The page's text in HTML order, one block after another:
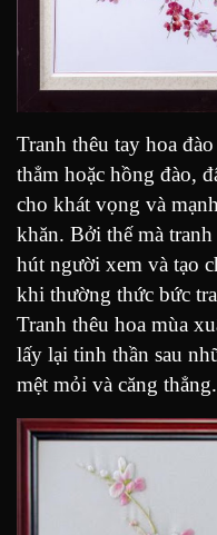
Tranh thêu tay hoa
thẳm hoặc hồng đào,
cho khát vọng và
khăn. Bởi thế mà
hút người xem và tạo
khi thường thức bức
Tranh thêu hoa mùa
lấy lại tinh thần sau
mệt mỏi và căng thẳng.